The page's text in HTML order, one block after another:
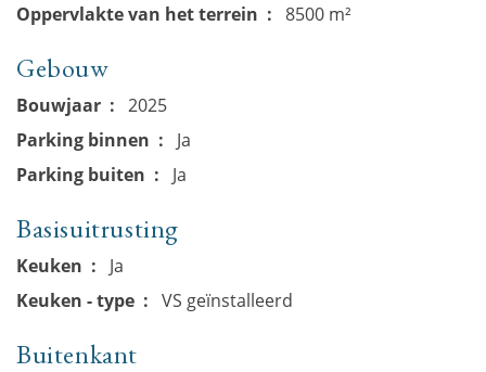
Oppervlakte van het terrein
8500 m²
Gebouw
Bouwjaar
2025
Parking binnen
Ja
Parking buiten
Ja
Basisuitrusting
Keuken
Ja
Keuken - type
VS geïnstalleerd
Buitenkant